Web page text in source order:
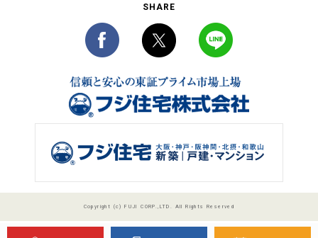
SHARE
Copyright (c) FUJI CORP.,LTD. All Rights Reserved